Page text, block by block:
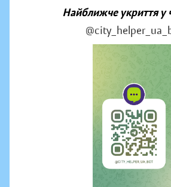
Найближче укриття у